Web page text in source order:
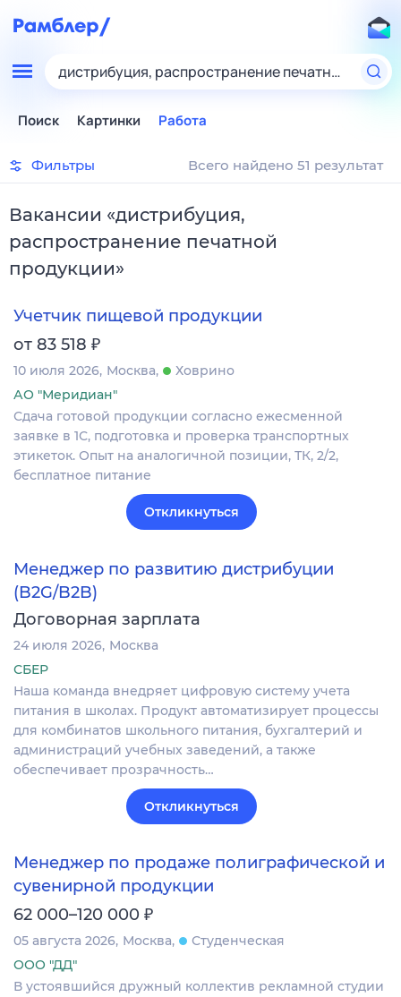
дистрибуция, распространение печатной
Поиск Картинки Работа
Фильтры Всего найдено 51 результат
Вакансии «дистрибуция,
распространение печатной
продукции»
Учетчик пищевой продукции
от 83 518 ₽
10 июля 2026 Москва
Ховрино
АО "Меридиан"
Сдача готовой продукции согласно ежесменной
заявке в 1С, подготовка и проверка транспортных
этикеток. Опыт на аналогичной позиции, ТК, 2/2,
бесплатное питание
Откликнуться
Менеджер по развитию дистрибуции
(B2G/B2B)
Договорная зарплата
24 июля 2026 Москва
СБЕР
Наша команда внедряет цифровую систему учета
питания в школах. Продукт автоматизирует процессы
для комбинатов школьного питания, бухгалтерий и
администраций учебных заведений, а также
обеспечивает прозрачность…
Откликнуться
Менеджер по продаже полиграфической и
сувенирной продукции
62 000–120 000 ₽
05 августа 2026 Москва
Студенческая
ООО "ДД"
В устоявшийся дружный коллектив рекламной студии